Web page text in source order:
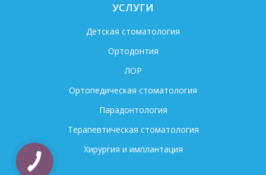
УСЛУГИ
Детская стоматология
Ортодонтия
ЛОР
Ортопедическая стоматология
Парадонтология
Терапевтическая стоматология
Хирургия и имплантация